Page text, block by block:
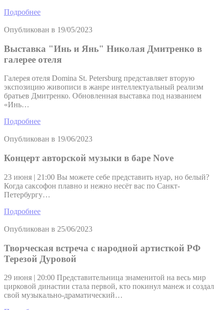
Подробнее
Опубликован в 19/05/2023
Выставка "Инь и Янь" Николая Дмитренко в
галерее отеля
Галерея отеля Domina St. Petersburg представляет вторую
экспозицию живописи в жанре интеллектуальный реализм
братьев Дмитренко. Обновленная выставка под названием
«Инь…
Подробнее
Опубликован в 19/06/2023
Концерт авторской музыки в баре Nove
23 июня | 21:00 Вы можете себе представить нуар, но белый?
Когда саксофон плавно и нежно несёт вас по Санкт-
Петербургу…
Подробнее
Опубликован в 25/06/2023
Творческая встреча с народной артисткой РФ
Терезой Дуровой
29 июня | 20:00 Представительница знаменитой на весь мир
цирковой династии стала первой, кто покинул манеж и создал
свой музыкально-драматический…